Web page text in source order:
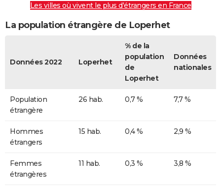
Les villes où vivent le plus d'étrangers en France
La population étrangère de Loperhet
Données 2022 Loperhet
% de la
population
de
Loperhet
Données
nationales
Population
étrangère
26 hab. 0,7 % 7,7 %
Hommes
étrangers
15 hab. 0,4 % 2,9 %
Femmes
étrangères
11 hab. 0,3 % 3,8 %